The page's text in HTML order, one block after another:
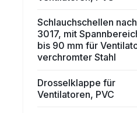
Schlauchschellen
3017, mit
bis 90 mm für
verchromter Stahl
Drosselklappe für
Ventilatoren, PVC